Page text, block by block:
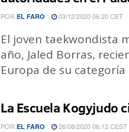
POR EL FARO 03/12/2020 06:20 CET
El joven taekwondista
año, Jaled Borras,
Europa de su categoría
La Escuela Kogyjudo
POR EL FARO 26/08/2020 06:12 CEST